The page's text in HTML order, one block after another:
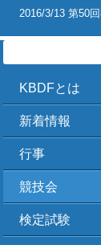
2016/3/13 第50
KBDFとは
新着情報
行事
競技会
検定試験